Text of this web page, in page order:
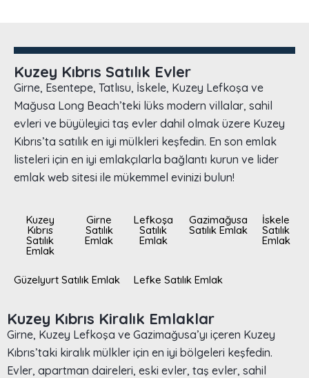
Kuzey Kıbrıs Satılık Evler
Girne, Esentepe, Tatlısu, İskele, Kuzey Lefkoşa ve
Mağusa Long Beach’teki lüks modern villalar, sahil
evleri ve büyüleyici taş evler dahil olmak üzere Kuzey
Kıbrıs’ta satılık en iyi mülkleri keşfedin. En son emlak
listeleri için en iyi emlakçılarla bağlantı kurun ve lider
emlak web sitesi ile mükemmel evinizi bulun!
Kuzey
Kıbrıs
Satılık
Emlak
Girne
Satılık
Emlak
Lefkoşa
Satılık
Emlak
Gazimağusa
Satılık Emlak
İskele
Satılık
Emlak
Güzelyurt Satılık Emlak Lefke Satılık Emlak
Kuzey Kıbrıs Kiralık Emlaklar
Girne, Kuzey Lefkoşa ve Gazimağusa’yı içeren Kuzey
Kıbrıs’taki kiralık mülkler için en iyi bölgeleri keşfedin.
Evler, apartman daireleri, eski evler, taş evler, sahil